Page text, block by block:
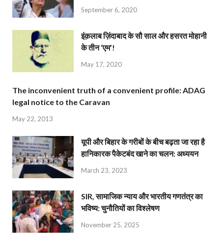
September 6, 2020
इंक़लाब ज़िंदाबाद के सौ साल और हसरत मोहानी
के तीन ‘एम’!
May 17, 2020
The inconvenient truth of a convenient profile: ADAG
legal notice to the Caravan
May 22, 2013
यूपी और बिहार के गरीबों के बीच बढ़ता जा रहा है
हानिकारक पैकेटबंद खाने का चलन: अध्ययन
March 23, 2023
SIR, सामाजिक न्याय और भारतीय गणतंत्र का
भविष्य: चुनौतियों का विश्लेषण
November 25, 2025